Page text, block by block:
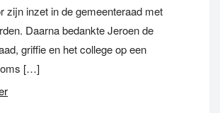
zijn inzet in de gemeenteraad met
Daarna bedankte Jeroen de
griffie en het college op een
[…]